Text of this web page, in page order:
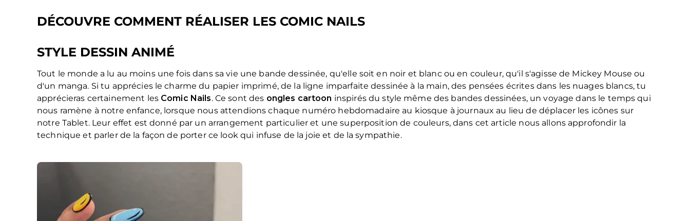
DÉCOUVRE COMMENT RÉALISER LES COMIC NAILS
STYLE DESSIN ANIMÉ
Tout le monde a lu au moins une fois dans sa vie une bande dessinée, qu'elle soit en noir et blanc ou en couleur, qu'il s'agisse de Mickey Mouse ou
d'un manga. Si tu apprécies le charme du papier imprimé, de la ligne imparfaite dessinée à la main, des pensées écrites dans les nuages blancs, tu
apprécieras certainement les Comic Nails. Ce sont des ongles cartoon inspirés du style même des bandes dessinées, un voyage dans le temps qui
nous ramène à notre enfance, lorsque nous attendions chaque numéro hebdomadaire au kiosque à journaux au lieu de déplacer les icônes sur
notre Tablet. Leur effet est donné par un arrangement particulier et une superposition de couleurs, dans cet article nous allons approfondir la
technique et parler de la façon de porter ce look qui infuse de la joie et de la sympathie.